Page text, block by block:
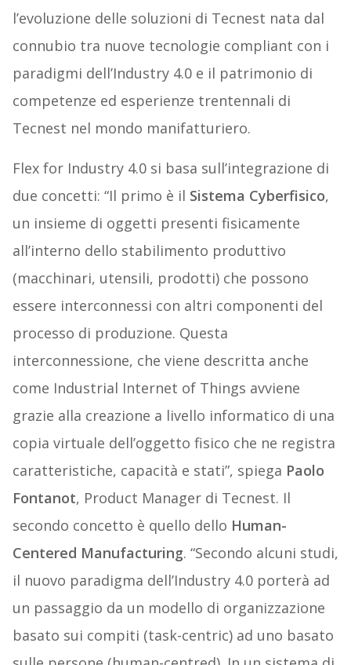
l’evoluzione delle soluzioni di Tecnest nata dal
connubio tra nuove tecnologie compliant con i
paradigmi dell’Industry 4.0 e il patrimonio di
competenze ed esperienze trentennali di
Tecnest nel mondo manifatturiero.
Flex for Industry 4.0 si basa sull’integrazione di
due concetti: “Il primo è il Sistema Cyberfisico,
un insieme di oggetti presenti fisicamente
all’interno dello stabilimento produttivo
(macchinari, utensili, prodotti) che possono
essere interconnessi con altri componenti del
processo di produzione. Questa
interconnessione, che viene descritta anche
come Industrial Internet of Things avviene
grazie alla creazione a livello informatico di una
copia virtuale dell’oggetto fisico che ne registra
caratteristiche, capacità e stati”, spiega Paolo
Fontanot, Product Manager di Tecnest. Il
secondo concetto è quello dello Human-
Centered Manufacturing. “Secondo alcuni studi,
il nuovo paradigma dell’Industry 4.0 porterà ad
un passaggio da un modello di organizzazione
basato sui compiti (task-centric) ad uno basato